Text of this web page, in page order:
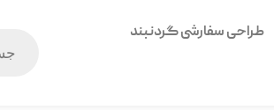
طراحی سفارشی گردنبند